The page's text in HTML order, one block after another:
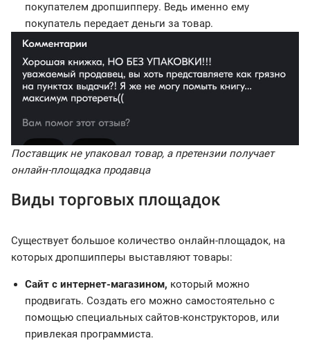
покупателем дропшипперу. Ведь именно ему
покупатель передает деньги за товар.
Поставщик не упаковал товар, а претензии получает
онлайн-площадка продавца
Виды торговых площадок
Существует большое количество онлайн-площадок, на
которых дропшипперы выставляют товары:
Сайт с интернет-магазином, который можно
продвигать. Создать его можно самостоятельно с
помощью специальных сайтов-конструкторов, или
привлекая программиста.